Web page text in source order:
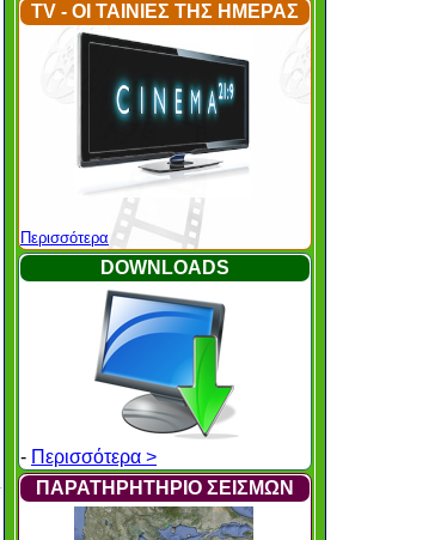
TV - ΟΙ ΤΑΙΝΙΕΣ ΤΗΣ ΗΜΕΡΑΣ
Περισσότερα
DOWNLOADS
- Περισσότερα >
ΠΑΡΑΤΗΡΗΤΗΡΙΟ ΣΕΙΣΜΩΝ